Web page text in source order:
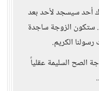
أحد سيسجد لأحد بعد
ستكون الزوجة ساجدة
الكريم.
الصح السليمة عقلياً